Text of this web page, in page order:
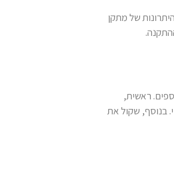
של מתקן
ראשית,
בנוסף, שקול את